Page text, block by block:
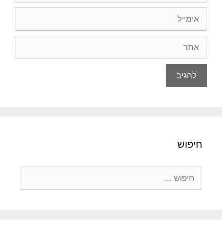
חיפוש